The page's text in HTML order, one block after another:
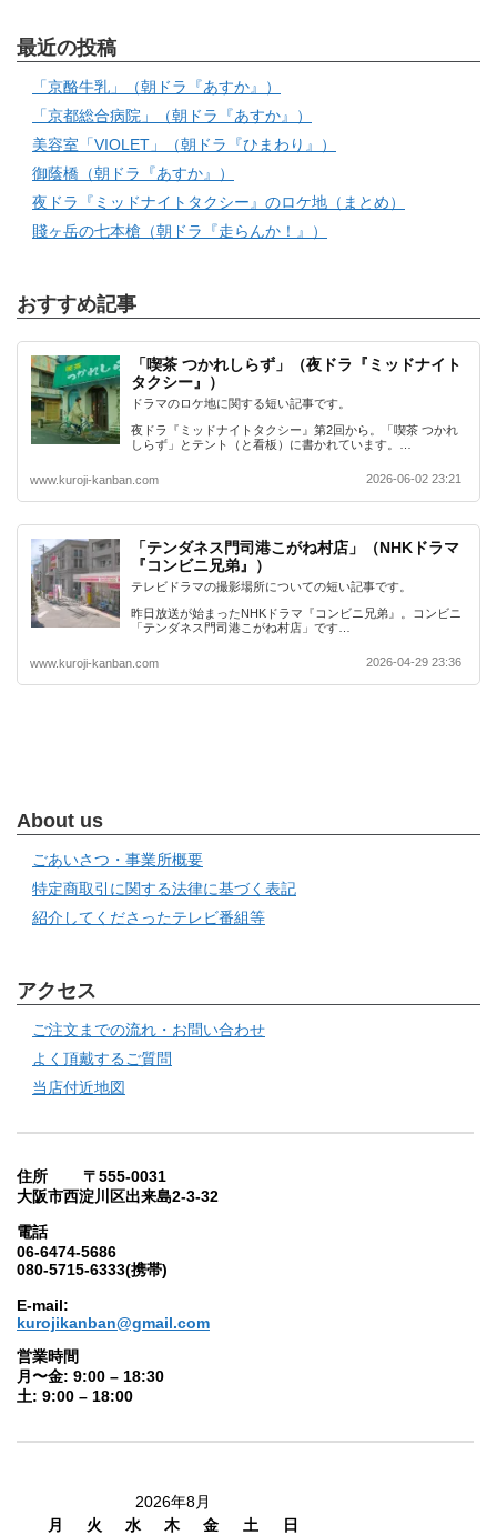
最近の投稿
「京酪牛乳」（朝ドラ『あすか』）
「京都総合病院」（朝ドラ『あすか』）
美容室「VIOLET」（朝ドラ『ひまわり』）
御蔭橋（朝ドラ『あすか』）
夜ドラ『ミッドナイトタクシー』のロケ地（まとめ）
賤ヶ岳の七本槍（朝ドラ『走らんか！』）
おすすめ記事
「喫茶 つかれしらず」（夜ドラ『ミッドナイト
タクシー』）
ドラマのロケ地に関する短い記事です。
夜ドラ『ミッドナイトタクシー』第2回から。「喫茶 つかれ
しらず」とテント（と看板）に書かれています。…
www.kuroji-kanban.com 2026-06-02 23:21
「テンダネス門司港こがね村店」（NHKドラマ
『コンビニ兄弟』）
テレビドラマの撮影場所についての短い記事です。
昨日放送が始まったNHKドラマ『コンビニ兄弟』。コンビニ
「テンダネス門司港こがね村店」です…
www.kuroji-kanban.com 2026-04-29 23:36
About us
ごあいさつ・事業所概要
特定商取引に関する法律に基づく表記
紹介してくださったテレビ番組等
アクセス
ご注文までの流れ・お問い合わせ
よく頂戴するご質問
当店付近地図
住所 〒555-0031
大阪市西淀川区出来島2-3-32
電話
06-6474-5686
080-5715-6333(携帯)
E-mail:
kurojikanban@gmail.com
営業時間
月〜金: 9:00 – 18:30
土: 9:00 – 18:00
2026年8月
月
火 水 木 金 土
日